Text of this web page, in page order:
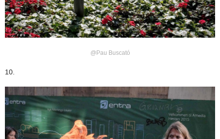
@Pau Buscató
10.